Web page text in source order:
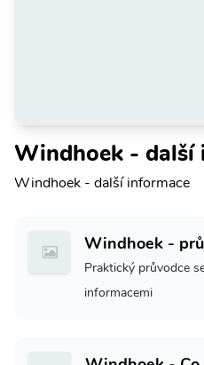
Windhoek - další
Windhoek - další informace
Windhoek -
Praktický průvodce
informacemi